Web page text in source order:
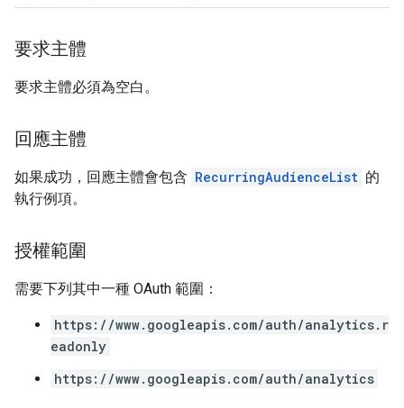
要求主體
要求主體必須為空白。
回應主體
如果成功，回應主體會包含 RecurringAudienceList 的
執行例項。
授權範圍
需要下列其中一種 OAuth 範圍：
https://www.googleapis.com/auth/analytics.r
eadonly
https://www.googleapis.com/auth/analytics